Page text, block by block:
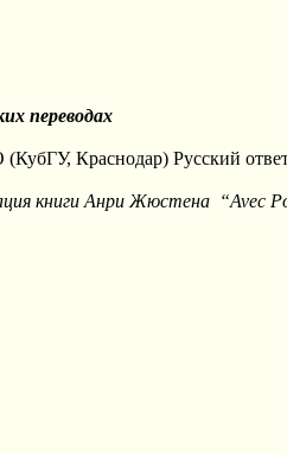
переводах
Краснодар) Русский ответ
книги Анри Жюстена “Avec